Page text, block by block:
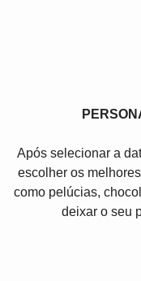
Após selecionar a
escolher os
como pelúcias,
deixar o seu